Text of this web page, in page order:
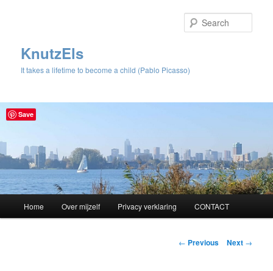
KnutzEls
It takes a lifetime to become a child (Pablo Picasso)
Skip
Home Over mijzelf Privacy verklaring CONTACT
Post
← Previous Next →
Save